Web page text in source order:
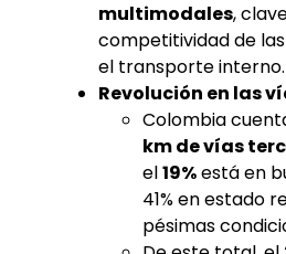
multimodales,
competitividad de
el transporte interno.
Revolución en las
Colombia
km de vías
el19%está en
41% en estado
pésimas